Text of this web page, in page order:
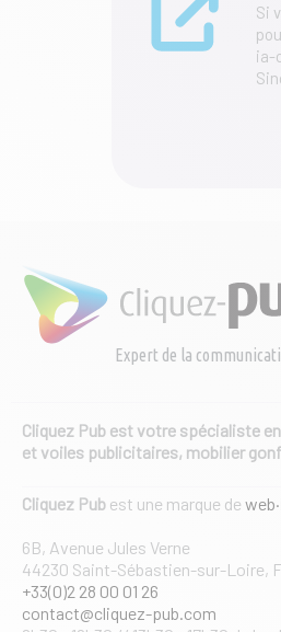
Si
ia-
Expert de la
Cliquez Pub est votre spécialiste
et voiles publicitaires, mobilier
Cliquez Pub est une marque de
6B, Avenue Jules Verne
44230 Saint-Sébastien-sur-Loire,
+33(0)2 28 00 01 26
contact@cliquez-pub.com